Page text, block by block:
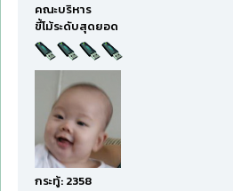
คณะบริหาร
ขี้โม้ระดับสุดยอด
กระทู้: 2358